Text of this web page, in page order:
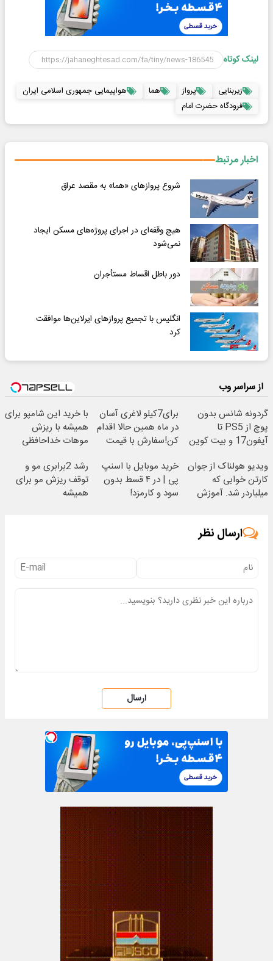
لینک کوتاه
زیربنایی پرواز هما
هواپیمایی جمهوری اسلامی ایران
فرودگاه حضرت امام
اخبار مرتبط
شروع پروازهای «هما» به مقصد عراق
هیچ وقفه‌ای در اجرای پروژه‌های مسکن ایجاد
نمی‌شود
دور باطل اقساط مستأجران
انگلیس با تجمیع پروازهای ایرلاین‌ها موافقت
کرد
از سراسر وب
گردونه شانس بدون
پوچ از PS5 تا
آیفون17 و بیت کوین
برای7کیلو لاغری آسان
در ماه همین حالا اقدام
کن!سفارش با قیمت
با خرید این شامپو برای
همیشه با ریزش
موهات خداحافظی
ویدیو هولناک از جوان
کارتن خوابی که
میلیاردر شد. آموزش
خرید موبایل با اسنپ
پی | در ۴ قسط بدون
سود و کارمزد!
رشد 2برابری مو و
توقف ریزش مو برای
همیشه
ارسال نظر
ارسال